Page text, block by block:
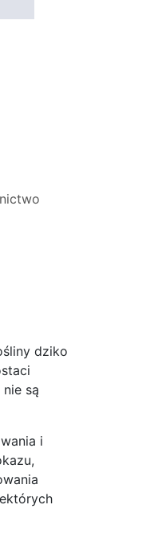
dziko
są
i